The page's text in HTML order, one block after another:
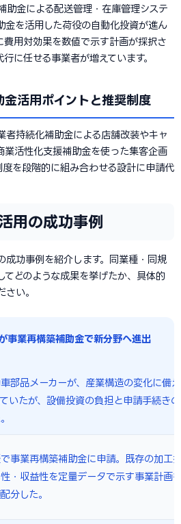
助金による配送管理・在庫管理システ
金を活用した荷役の自動化投資が進ん
費用対効果を数値で示す計画が採択さ
に任せる事業者が増えています。
活用ポイントと推奨制度
者持続化補助金による店舗改装やキャ
業活性化支援補助金を使った集客企画
を段階的に組み合わせる設計に申請代
用の成功事例
成功事例を紹介します。同業種・同規
どのような成果を挙げたか、具体的
さい。
事業再構築補助金で新分野へ進出
部品メーカーが、産業構造の変化に備
いたが、設備投資の負担と申請手続き
事業再構築補助金に申請。既存の加工
・収益性を定量データで示す事業計画
分した。